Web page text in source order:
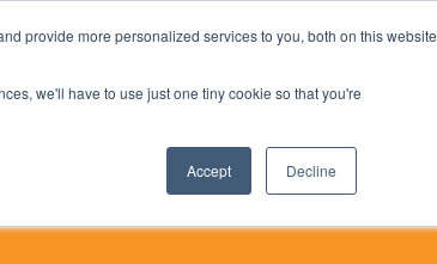
provide more personalized services to you, both on this website
we'll have to use just one tiny cookie so that you're
Accept Decline